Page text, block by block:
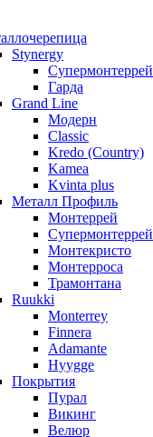
Stynergy
Супермонтеррей
Гарда
Grand Line
Модерн
Classic
Kredo (Country)
Kamea
Kvinta plus
Металл Профиль
Монтеррей
Супермонтеррей
Монтекристо
Монтерроса
Трамонтана
Ruukki
Monterrey
Finnera
Adamante
Hyygge
Покрытия
Пурал
Викинг
Велюр